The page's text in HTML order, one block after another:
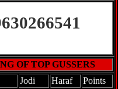
OF TOP GUSSERS
Jodi Haraf
Points